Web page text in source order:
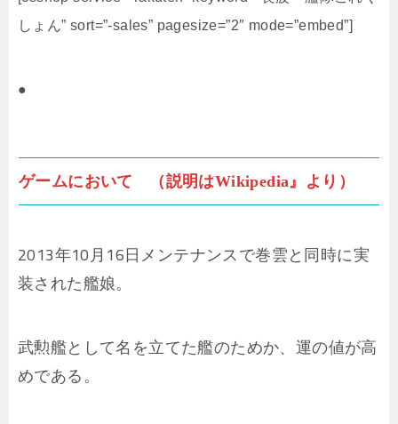
しょん” sort=”-sales” pagesize=”2″ mode=”embed”]
●
ゲームにおいて （説明はWikipedia』より）
2013年10月16日メンテナンスで巻雲と同時に実
装された艦娘。
武勲艦として名を立てた艦のためか、運の値が高
めである。